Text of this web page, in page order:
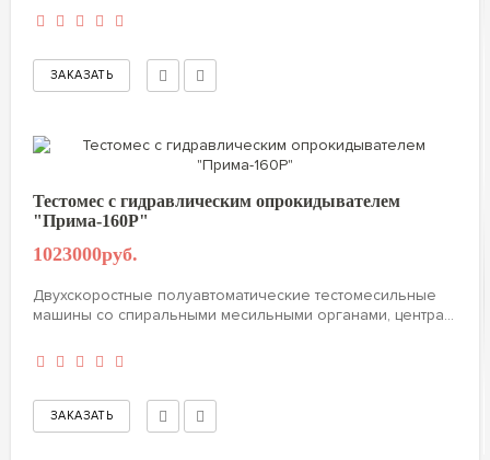
Тестомес с гидравлическим опрокидывателем
"Прима-160Р"
1023000руб.
Двухскоростные полуавтоматические тестомесильные
машины со спиральными месильными органами, центра...